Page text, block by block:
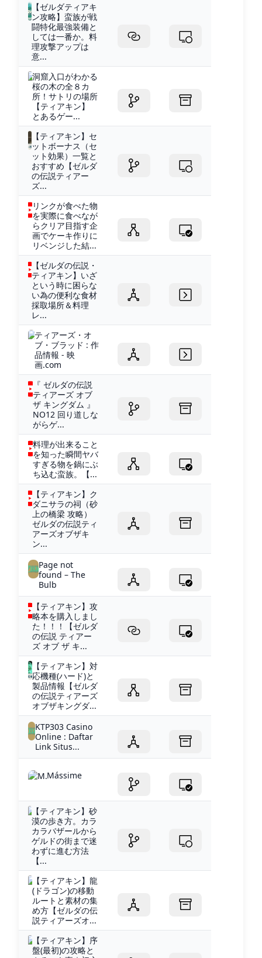
【ゼルダティアキ
ン攻略】蛮族が戦
闘特化最強装備と
しては一番か。料
理攻撃アップは
意...
洞窟入口がわかる
桜の木の全８カ
所！サトリの場所
【ティアキン】
とあるゲー...
【ティアキン】セ
ットボーナス（セ
ット効果）一覧と
おすすめ【ゼルダ
の伝説ティアー
ズ...
リンクが食べた物
を実際に食べなが
らクリア目指す企
画でケーキ作りに
リベンジした結...
【ゼルダの伝説・
ティアキン】いざ
という時に困らな
い為の便利な食材
採取場所＆料理
レ...
ティアーズ・オ
ブ・ブラッド : 作
品情報 - 映
画.com
『 ゼルダの伝説
ティアーズ オブ
ザ キングダム 』
NO12 回り道しな
がらゲ...
料理が出来ること
を知った瞬間ヤバ
すぎる物を鍋にぶ
ち込む蛮族。【...
【ティアキン】ク
ダニサラの祠（砂
上の橋梁 攻略）
ゼルダの伝説ティ
アーズオブザキ
ン...
Page not
found – The
Bulb
【ティアキン】攻
略本を購入しまし
た！！！【ゼルダ
の伝説 ティアー
ズ オブ ザ キ...
【ティアキン】対
応機種(ハード)と
製品情報【ゼルダ
の伝説ティアーズ
オブザキングダ...
KTP303 Casino
Online : Daftar
Link Situs...
Mássime
【ティアキン】砂
漠の歩き方。カラ
カラバザールから
ゲルドの街まで迷
わずに進む方法
【...
【ティアキン】龍
(ドラゴン)の移動
ルートと素材の集
め方【ゼルダの伝
説ティアーズオ...
【ティアキン】序
盤(最初)の攻略と